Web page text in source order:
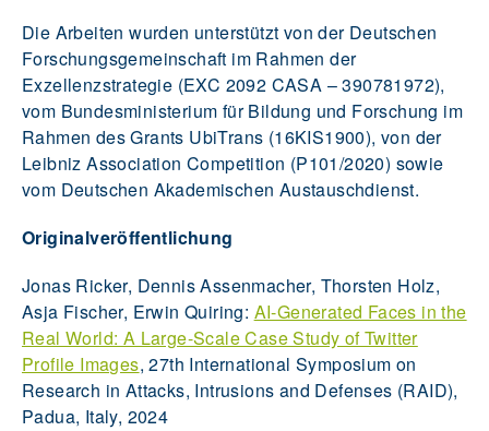
Die Arbeiten wurden unterstützt von der Deutschen
Forschungsgemeinschaft im Rahmen der
Exzellenzstrategie (EXC 2092 CASA – 390781972),
vom Bundesministerium für Bildung und Forschung im
Rahmen des Grants UbiTrans (16KIS1900), von der
Leibniz Association Competition (P101/2020) sowie
vom Deutschen Akademischen Austauschdienst.
Originalveröffentlichung
Jonas Ricker, Dennis Assenmacher, Thorsten Holz,
Asja Fischer, Erwin Quiring: AI-Generated Faces in the
Real World: A Large-Scale Case Study of Twitter
Profile Images, 27th International Symposium on
Research in Attacks, Intrusions and Defenses (RAID),
Padua, Italy, 2024